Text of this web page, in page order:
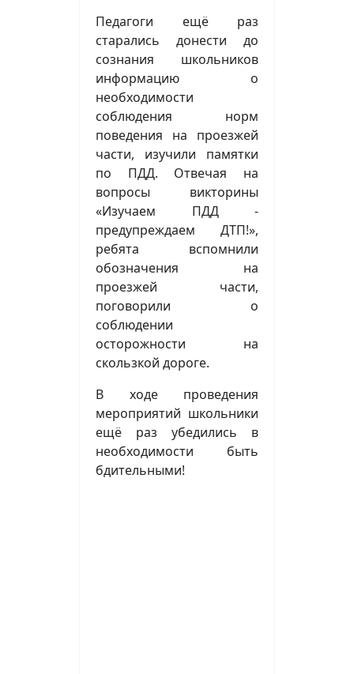
Педагоги ещё раз
старались донести до
сознания школьников
информацию о
необходимости
соблюдения норм
поведения на проезжей
части, изучили памятки
по ПДД. Отвечая на
вопросы викторины
«Изучаем ПДД -
предупреждаем ДТП!»,
ребята вспомнили
обозначения на
проезжей части,
поговорили о
соблюдении
осторожности на
скользкой дороге.
В ходе проведения
мероприятий школьники
ещё раз убедились в
необходимости быть
бдительными!